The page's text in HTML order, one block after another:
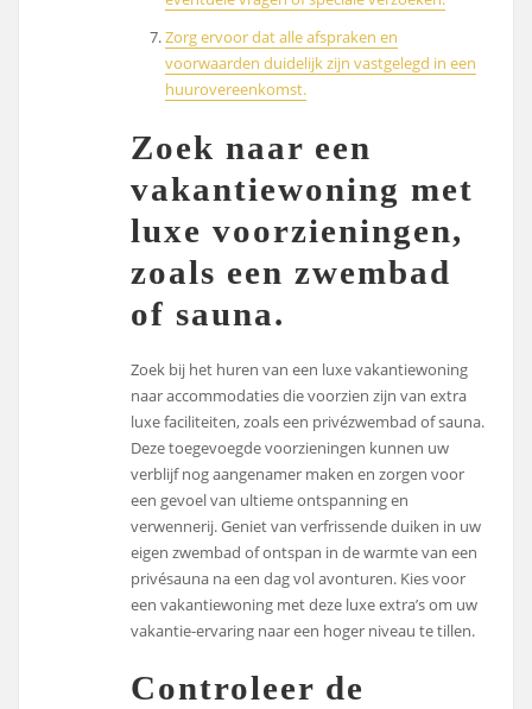
Zorg ervoor dat alle afspraken en
voorwaarden duidelijk zijn vastgelegd in een
huurovereenkomst.
Zoek naar een
vakantiewoning met
luxe voorzieningen,
zoals een zwembad
of sauna.
Zoek bij het huren van een luxe vakantiewoning
naar accommodaties die voorzien zijn van extra
luxe faciliteiten, zoals een privézwembad of sauna.
Deze toegevoegde voorzieningen kunnen uw
verblijf nog aangenamer maken en zorgen voor
een gevoel van ultieme ontspanning en
verwennerij. Geniet van verfrissende duiken in uw
eigen zwembad of ontspan in de warmte van een
privésauna na een dag vol avonturen. Kies voor
een vakantiewoning met deze luxe extra’s om uw
vakantie-ervaring naar een hoger niveau te tillen.
Controleer de